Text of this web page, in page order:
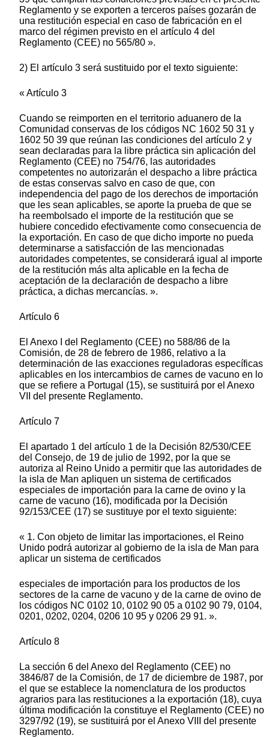
Reglamento y se exporten a terceros países gozarán de
una restitución especial en caso de fabricación en el
marco del régimen previsto en el artículo 4 del
Reglamento (CEE) no 565/80 ».
2) El artículo 3 será sustituido por el texto siguiente:
« Artículo 3
Cuando se reimporten en el territorio aduanero de la
Comunidad conservas de los códigos NC 1602 50 31 y
1602 50 39 que reúnan las condiciones del artículo 2 y
sean declaradas para la libre práctica sin aplicación del
Reglamento (CEE) no 754/76, las autoridades
competentes no autorizarán el despacho a libre práctica
de estas conservas salvo en caso de que, con
independencia del pago de los derechos de importación
que les sean aplicables, se aporte la prueba de que se
ha reembolsado el importe de la restitución que se
hubiere concedido efectivamente como consecuencia de
la exportación. En caso de que dicho importe no pueda
determinarse a satisfacción de las mencionadas
autoridades competentes, se considerará igual al importe
de la restitución más alta aplicable en la fecha de
aceptación de la declaración de despacho a libre
práctica, a dichas mercancías. ».
Artículo 6
El Anexo I del Reglamento (CEE) no 588/86 de la
Comisión, de 28 de febrero de 1986, relativo a la
determinación de las exacciones reguladoras específicas
aplicables en los intercambios de carnes de vacuno en lo
que se refiere a Portugal (15), se sustituirá por el Anexo
VII del presente Reglamento.
Artículo 7
El apartado 1 del artículo 1 de la Decisión 82/530/CEE
del Consejo, de 19 de julio de 1992, por la que se
autoriza al Reino Unido a permitir que las autoridades de
la isla de Man apliquen un sistema de certificados
especiales de importación para la carne de ovino y la
carne de vacuno (16), modificada por la Decisión
92/153/CEE (17) se sustituye por el texto siguiente:
« 1. Con objeto de limitar las importaciones, el Reino
Unido podrá autorizar al gobierno de la isla de Man para
aplicar un sistema de certificados
especiales de importación para los productos de los
sectores de la carne de vacuno y de la carne de ovino de
los códigos NC 0102 10, 0102 90 05 a 0102 90 79, 0104,
0201, 0202, 0204, 0206 10 95 y 0206 29 91. ».
Artículo 8
La sección 6 del Anexo del Reglamento (CEE) no
3846/87 de la Comisión, de 17 de diciembre de 1987, por
el que se establece la nomenclatura de los productos
agrarios para las restituciones a la exportación (18), cuya
última modificación la constituye el Reglamento (CEE) no
3297/92 (19), se sustituirá por el Anexo VIII del presente
Reglamento.